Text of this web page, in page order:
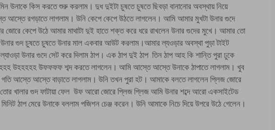
উনাকে কিস করতে শুরু করলাম। দুধ দুইটা চুষতে চুষতে ছিবড়া বানানোর অবস্থায় নিয়ে
আস্তে রগড়াতে লাগলাম। উনি কেপে কেপে উঠতে লাগলেন। আমি আমার মুখটা উনার গুদে
কেপে উঠে আমার মাথাটা দুই হাতে শক্ত করে ধরে রাখলেন উনার গুদের মুখে। আমার তো
উনার গুদ চুষতে চুষতে উনার মাল একবার আউট করলাম।আমার ল্যওড়ার অবস্থা পুড়া টাইট
উনার গুদে সেট করে দিলাম ঠাপ। এক ঠাপ দুই ঠাপ তিন ঠাপ আহ কি শান্তি পুরা ঢুকে
উহহহহহ উফফফফ শব্দ করতে লাগলেন। আমি আস্তে আস্তে উনাকে ঠাপাতে লাগলাম। খুব
গতি আস্তে আস্তে বাড়াতে লাগলাম। উনি তখন পুরা হট। আমাকে বলতে লাগলেন প্লিজ জোরে
খালার গুদ ফাটায়া ফেল উফ আরো জোরে প্লিজ প্লিজ আমি উনার শব্দে আরো একসাইটেড
ঠাপ মেরে উনাকে বললাম পজিশন চেঞ্জ করেন। উনি আমাকে নিচে দিয়ে উপরে উঠে গেলেন।